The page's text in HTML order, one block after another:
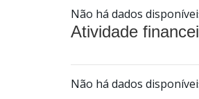
Não há dados
Atividade
Não há dados